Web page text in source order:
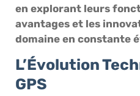
en explorant leurs
avantages et les
domaine en constante
L’Évolution
GPS